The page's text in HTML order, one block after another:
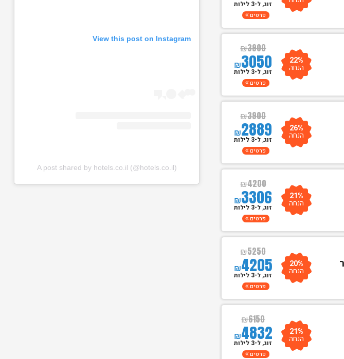
זוג, ל-3 לילות
פרטים
₪3900
₪3050 22%
הנחה זוג, ל-3 לילות
פרטים
₪3900
₪2889 26%
הנחה זוג, ל-3 לילות
פרטים
₪4200
₪3306 21%
הנחה זוג, ל-3 לילות
פרטים
₪5250
₪4205 20%
הנחה זוג, ל-3 לילות
פרטים
₪6150
₪4832 21%
הנחה זוג, ל-3 לילות
פרטים
View this post on Instagram
A post shared by hotels.co.il (@hotels.co.il)